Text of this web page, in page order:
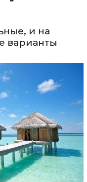
и на
варианты